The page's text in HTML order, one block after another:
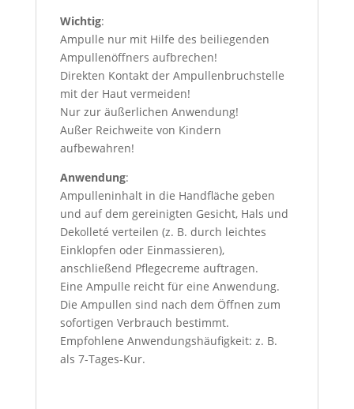
Wichtig:
Ampulle nur mit Hilfe des beiliegenden
Ampullenöffners aufbrechen!
Direkten Kontakt der Ampullenbruchstelle
mit der Haut vermeiden!
Nur zur äußerlichen Anwendung!
Außer Reichweite von Kindern
aufbewahren!
Anwendung:
Ampulleninhalt in die Handfläche geben
und auf dem gereinigten Gesicht, Hals und
Dekolleté verteilen (z. B. durch leichtes
Einklopfen oder Einmassieren),
anschließend Pflegecreme auftragen.
Eine Ampulle reicht für eine Anwendung.
Die Ampullen sind nach dem Öffnen zum
sofortigen Verbrauch bestimmt.
Empfohlene Anwendungshäufigkeit: z. B.
als 7-Tages-Kur.